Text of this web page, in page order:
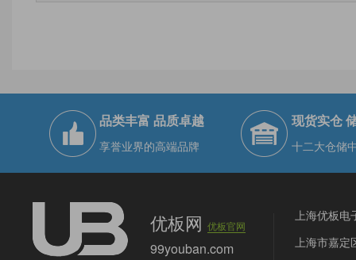
品类丰富 品质卓越
享誉业界的高端品牌
现货实仓
十二大仓储
优板网优板官网
99youban.com
上海优板电
上海市嘉定